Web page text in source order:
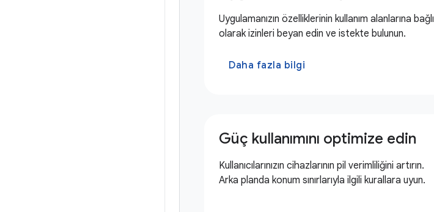
Uygulamanızın özelliklerinin kullanım alanlarına bağlı
olarak izinleri beyan edin ve istekte bulunun.
Daha fazla bilgi
Güç kullanımını optimize edin
Kullanıcılarınızın cihazlarının pil verimliliğini artırın.
Arka planda konum sınırlarıyla ilgili kurallara uyun.